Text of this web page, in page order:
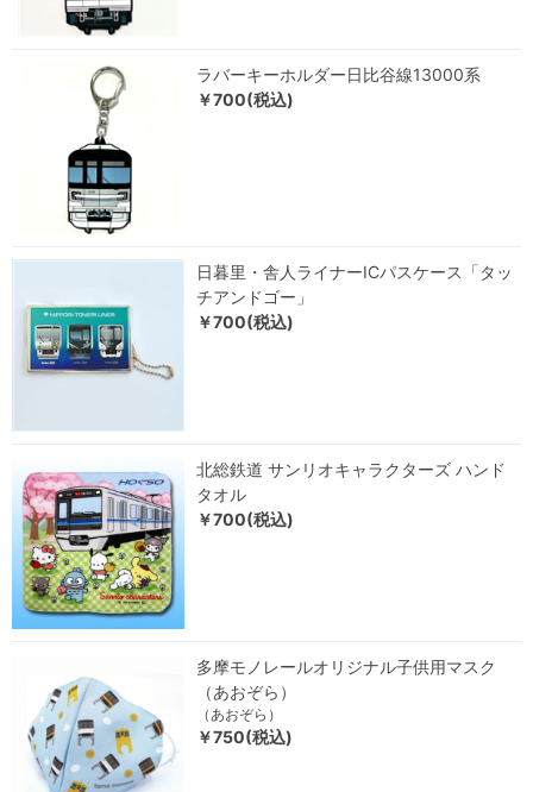
ラバーキーホルダー日比谷線13000系
￥700(税込)
日暮里・舎人ライナーICパスケース「タッ
チアンドゴー」
￥700(税込)
北総鉄道 サンリオキャラクターズ ハンド
タオル
￥700(税込)
多摩モノレールオリジナル子供用マスク
（あおぞら）
（あおぞら）
￥750(税込)